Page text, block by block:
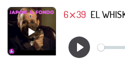
6⨯39 EL